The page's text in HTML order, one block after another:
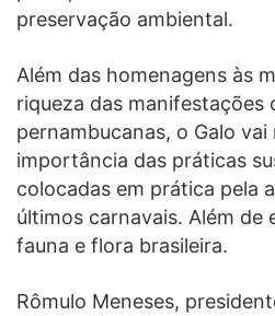
preservação ambiental.
Além das homenagens às
riqueza das manifestações
pernambucanas, o Galo vai
importância das práticas
colocadas em prática pela
últimos carnavais. Além de
fauna e flora brasileira.
Rômulo Meneses,